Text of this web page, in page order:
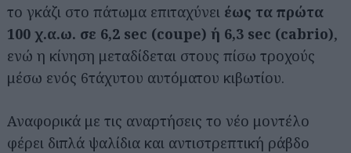
το γκάζι στο πάτωμα επιταχύνει έως τα πρώτα
100 χ.α.ω. σε 6,2 sec (coupe) ή 6,3 sec (cabrio),
ενώ η κίνηση μεταδίδεται στους πίσω τροχούς
μέσω ενός 6τάχυτου αυτόματου κιβωτίου.
Αναφορικά με τις αναρτήσεις το νέο μοντέλο
φέρει διπλά ψαλίδια και αντιστρεπτική ράβδο